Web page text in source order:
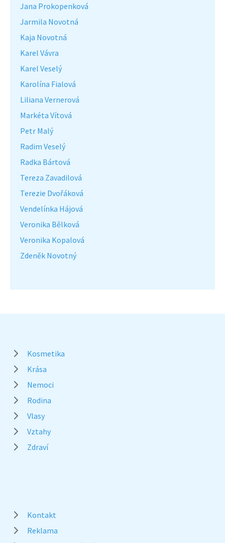
Jana Prokopenková
Jarmila Novotná
Kaja Novotná
Karel Vávra
Karel Veselý
Karolína Fialová
Liliana Vernerová
Markéta Vítová
Petr Malý
Radim Veselý
Radka Bártová
Tereza Zavadilová
Terezie Dvořáková
Vendelínka Hájová
Veronika Bělková
Veronika Kopalová
Zdeněk Novotný
Kosmetika
Krása
Nemoci
Rodina
Vlasy
Vztahy
Zdraví
Kontakt
Reklama